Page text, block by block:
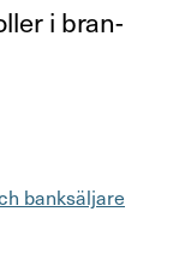
i bran­
bank­säl­jare